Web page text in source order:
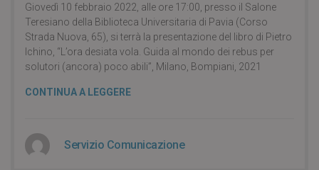
Giovedì 10 febbraio 2022, alle ore 17:00, presso il Salone
Teresiano della Biblioteca Universitaria di Pavia (Corso
Strada Nuova, 65), si terrà la presentazione del libro di Pietro
Ichino, “L’ora desiata vola. Guida al mondo dei rebus per
solutori (ancora) poco abili”, Milano, Bompiani, 2021
CONTINUA A LEGGERE
Servizio Comunicazione